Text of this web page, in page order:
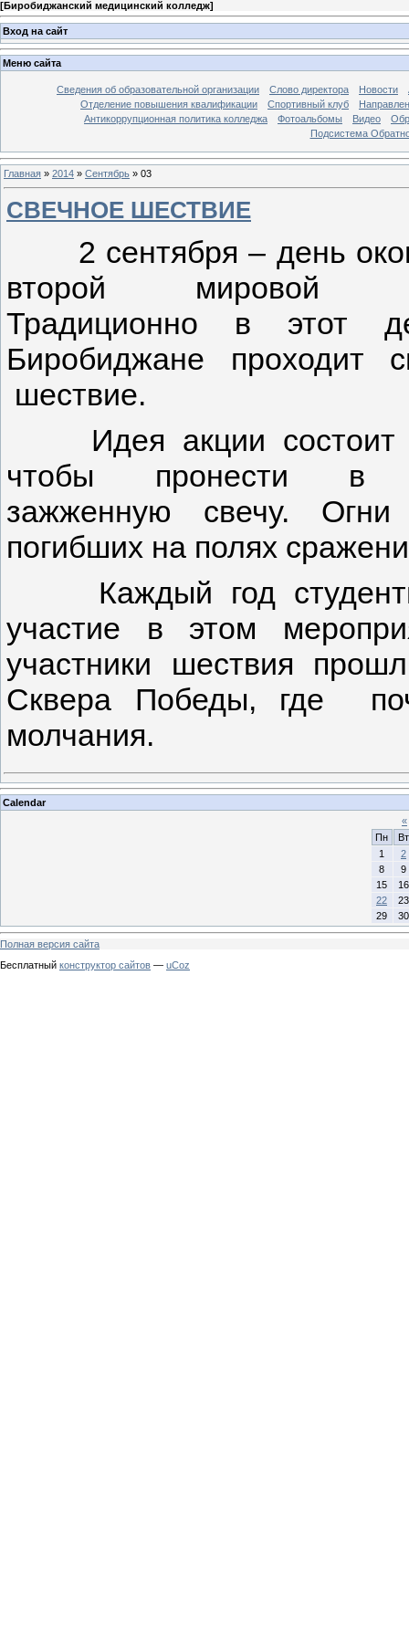
[Биробиджанский медицинский колледж]
Вход на сайт
Меню сайта
Сведения об образовательной организации Слово директора Новости
Отделение повышения квалификации
Спортивный клуб
Антикоррупционная политика колледжа
Фотоальбомы Видео
Подсистема
Главная » 2014 » Сентябрь » 03
СВЕЧНОЕ ШЕСТВИЕ
2 сентября – день
второй мировой
Традиционно в этот
Биробиджане проходит
шествие.
Идея акции состоит
чтобы пронести в
зажженную свечу.
погибших на полях
Каждый год студенты
участие в этом
участники шествия
Сквера Победы, где
молчания.
Calendar
«
Пн
Вт
1
2
8
9
15
16
22
23
29
30
Полная версия сайта
Бесплатный конструктор сайтов — uCoz